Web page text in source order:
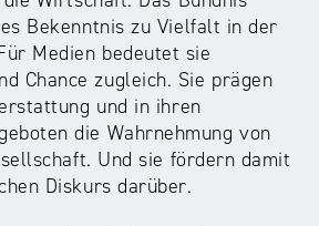
Bekenntnis zu Vielfalt in der
Medien bedeutet sie
Chance zugleich. Sie prägen
und in ihren
die Wahrnehmung von
Und sie fördern damit
Diskurs darüber.